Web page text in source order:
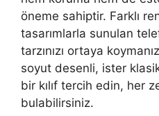
öneme sahiptir. Farklı
tasarımlarla sunulan
tarzınızı ortaya
soyut desenli, ister
bir kılıf tercih edin, her
bulabilirsiniz.